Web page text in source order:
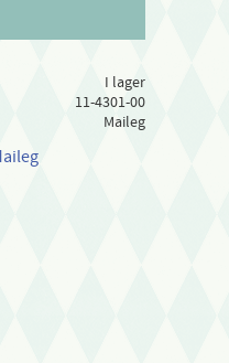
I lager
11-4301-00
Maileg